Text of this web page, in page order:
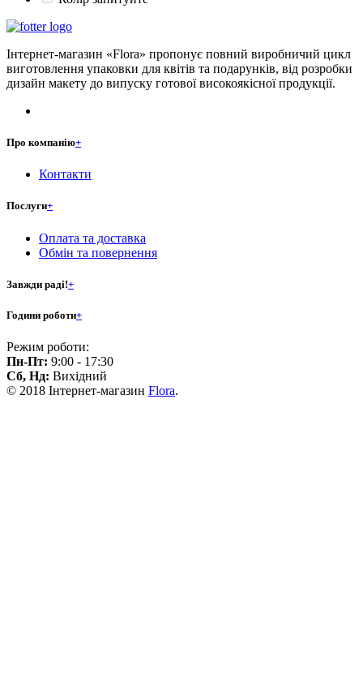
Інтернет-магазин «Flora» пропонує повний виробничий цикл
виготовлення упаковки для квітів та подарунків, від розробки
дизайн макету до випуску готової високоякісної продукції.
Про компанію+
Контакти
Послуги+
Оплата та доставка
Обмін та повернення
Завжди раді!+
Години роботи+
Режим роботи:
Пн-Пт: 9:00 - 17:30
Сб, Нд: Вихідний
© 2018 Інтернет-магазин Flora.